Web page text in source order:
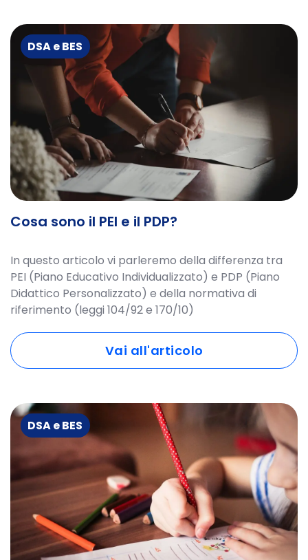
DSA e BES
Cosa sono il PEI e il PDP?
In questo articolo vi parleremo della differenza tra
PEI (Piano Educativo Individualizzato) e PDP (Piano
Didattico Personalizzato) e della normativa di
riferimento (leggi 104/92 e 170/10)
Vai all'articolo
DSA e BES